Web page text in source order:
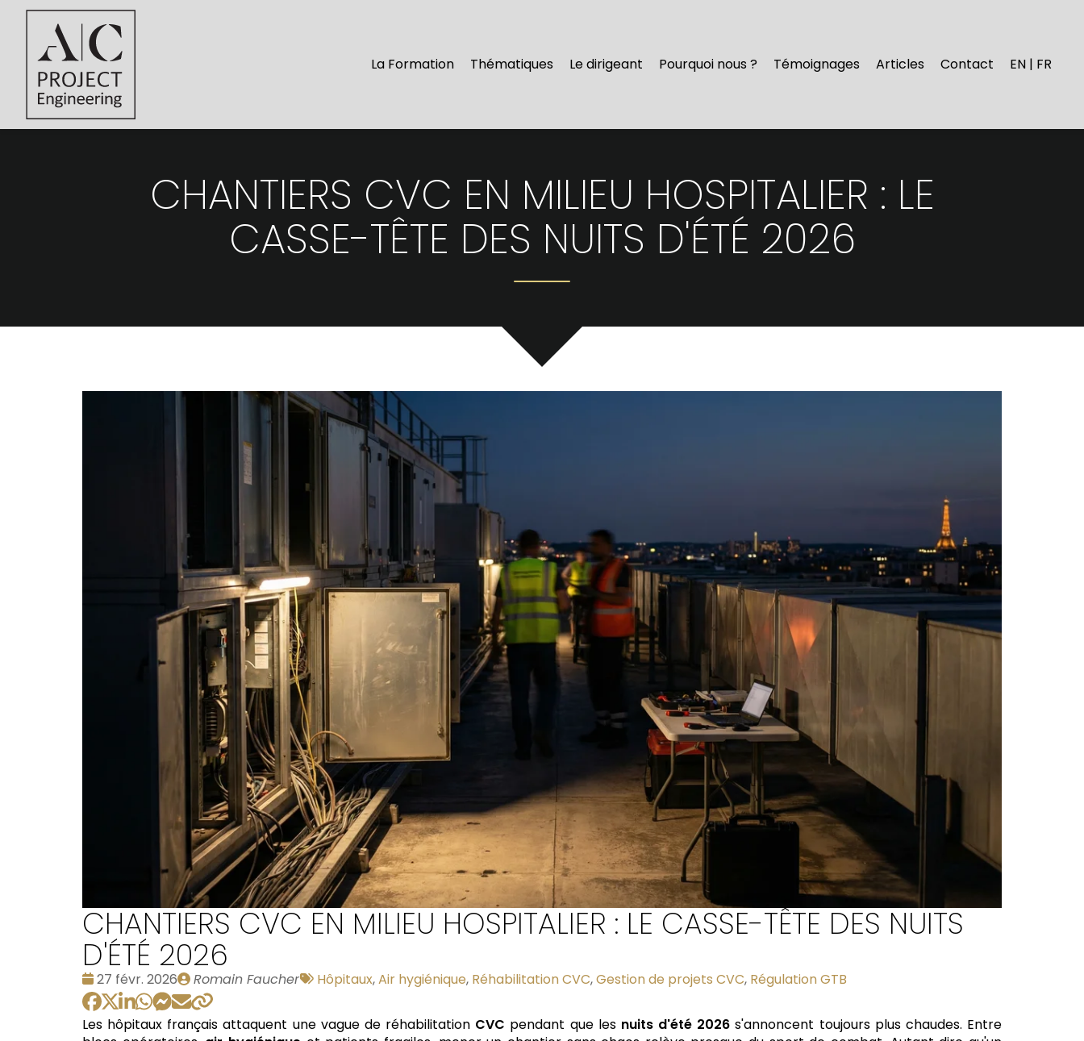
La Formation Thématiques Le dirigeant Pourquoi nous ? Témoignages Articles Contact EN | FR
CHANTIERS CVC EN MILIEU HOSPITALIER : LE
CASSE-TÊTE DES NUITS D'ÉTÉ 2026
CHANTIERS CVC EN MILIEU HOSPITALIER : LE CASSE-TÊTE DES NUITS
D'ÉTÉ 2026
Date
:
27 févr. 2026
Publié
par
Romain Faucher
Tags
Hôpitaux,Air hygiénique, Réhabilitation CVC,Gestion de projets CVC, Régulation GTB
Les hôpitaux français attaquent une vague de réhabilitation CVC pendant que les nuits d'été 2026 s'annoncent toujours plus chaudes. Entre